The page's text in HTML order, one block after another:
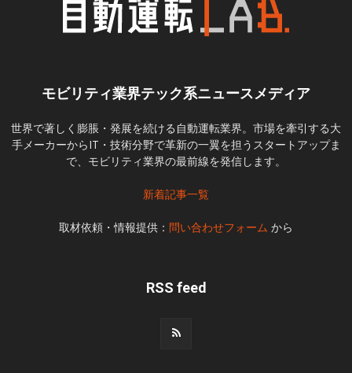
モビリティ業界テック系ニュースメディア
世界で著しく膨脹・発展を続ける自動運転業界。市場を牽引する大
手メーカーからIT・技術分野で革新の一翼を担うスタートアップま
で、モビリティ業界の最前線を発信します。
新着記事一覧
取材依頼・情報提供： 問い合わせフォーム から
RSS feed